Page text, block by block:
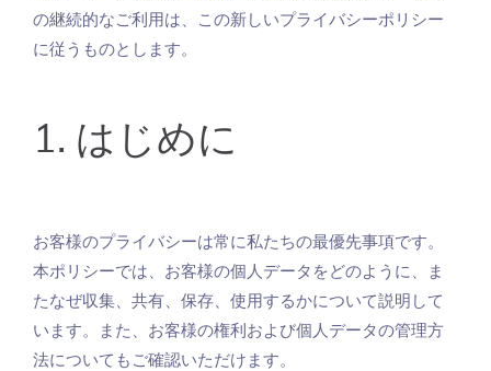
の継続的なご利用は、この新しいプライバシーポリシー
に従うものとします。
1. はじめに
お客様のプライバシーは常に私たちの最優先事項です。
本ポリシーでは、お客様の個人データをどのように、ま
たなぜ収集、共有、保存、使用するかについて説明して
います。また、お客様の権利および個人データの管理方
法についてもご確認いただけます。